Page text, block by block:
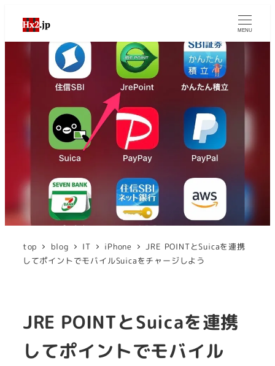
MENU
top blog IT iPhone
JRE POINTとSuicaを連携
してポイントでモバイルSuicaをチャージしよう
JRE POINTとSuicaを連携
してポイントでモバイル